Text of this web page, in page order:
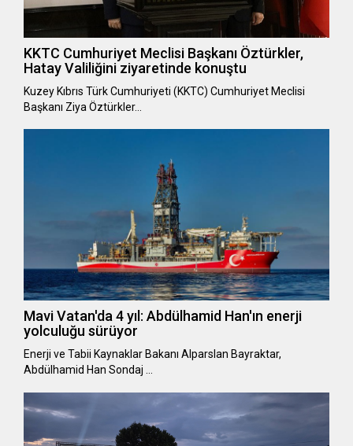
KKTC Cumhuriyet Meclisi Başkanı Öztürkler,
Hatay Valiliğini ziyaretinde konuştu
Kuzey Kıbrıs Türk Cumhuriyeti (KKTC) Cumhuriyet Meclisi
Başkanı Ziya Öztürkler…
Mavi Vatan'da 4 yıl: Abdülhamid Han'ın enerji
yolculuğu sürüyor
Enerji ve Tabii Kaynaklar Bakanı Alparslan Bayraktar,
Abdülhamid Han Sondaj …